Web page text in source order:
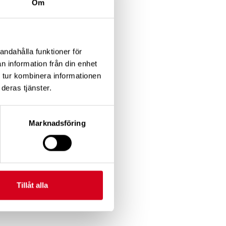
Om
funktioner för
information från din enhet
kombinera informationen
tjänster.
Marknadsföring
Tillåt alla